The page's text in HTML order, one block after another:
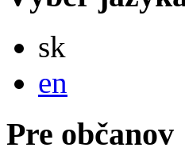
sk
en
Pre občanov